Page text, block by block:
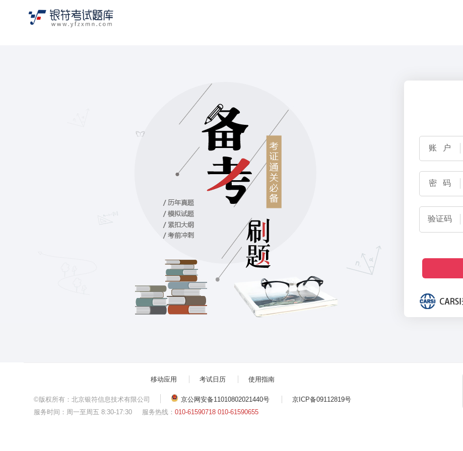
账 户
密 码
验证码
移动应用 考试日历 使用指南
©版权所有：北京银符信息技术有限公司 京公网安备11010802021440号
京ICP备09112819号
服务时间：周一至周五 8:30-17:30 服务热线： 010-61590718 010-61590655